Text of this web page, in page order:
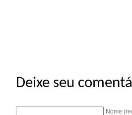
Deixe seu
Nome